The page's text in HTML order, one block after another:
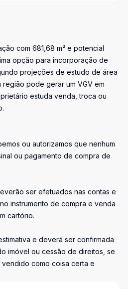
com 681,68 m² e potencial
opção para incorporação de
projeções de estudo de área
pode gerar um VGV em
estuda venda, troca ou
ou autorizamos que nenhum
ou pagamento de compra de
ser efetuados nas contas e
instrumento de compra e venda
cartório.
e deverá ser confirmada
imóvel ou cessão de direitos, se
como coisa certa e